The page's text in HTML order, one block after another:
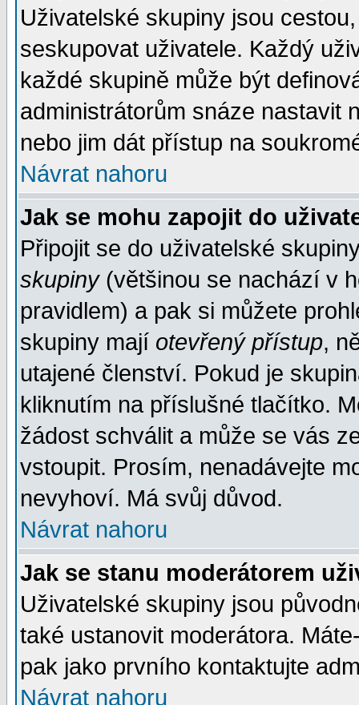
Uživatelské skupiny jsou
seskupovat uživatele. Každý
každé skupině může být
administrátorům snáze nastavit
nebo jim dát přístup na
Návrat nahoru
Jak se mohu zapojit do
Připojit se do uživatelské
skupiny(většinou se nachází v
pravidlem) a pak si můžete
skupiny mají otevřený přístup,
utajené členství. Pokud je
kliknutím na příslušné tlačítko.
žádost schválit a může se vás
vstoupit. Prosím, nenadávejte
nevyhoví. Má svůj důvod.
Návrat nahoru
Jak se stanu moderátorem
Uživatelské skupiny jsou
také ustanovit moderátora.
pak jako prvního kontaktujte
Návrat nahoru